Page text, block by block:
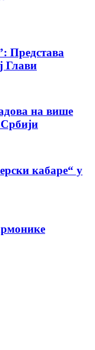
Представа
Глави
на више
кабаре“ у